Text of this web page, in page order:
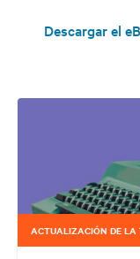
Descargar el
ACTUALIZACIÓN DE LA